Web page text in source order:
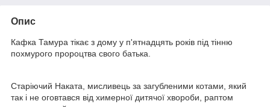
Опис
Кафка Тамура тікає з дому у п'ятнадцять років під тінню
похмурого пророцтва свого батька.
Старіючий Наката, мисливець за загубленими котами, який
так і не оговтався від химерної дитячої хвороби, раптом